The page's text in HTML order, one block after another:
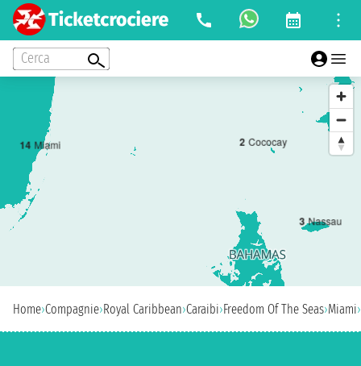
Cerca
14 Miami 2 Cococay
3 Nassau
Home›Compagnie›Royal Caribbean›Caraibi›Freedom Of The Seas›Miami›